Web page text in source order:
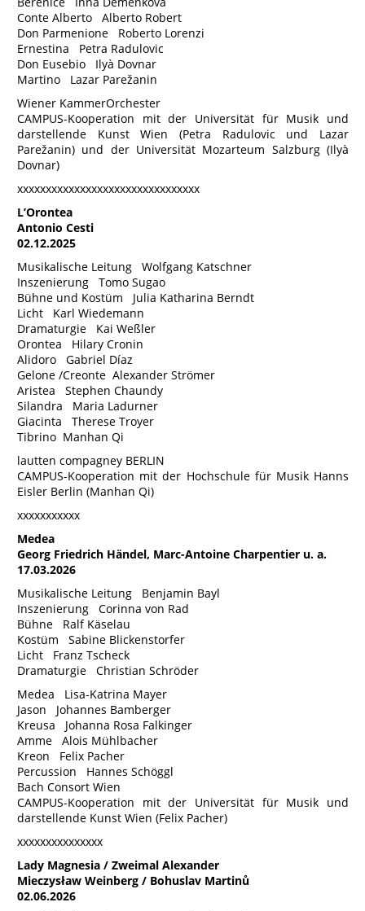
Conte Alberto Alberto Robert
Don Parmenione Roberto Lorenzi
Ernestina Petra Radulovic
Don Eusebio Ilyà Dovnar
Martino Lazar Parežanin
Wiener KammerOrchester
CAMPUS-Kooperation mit der Universität für Musik und
darstellende Kunst Wien (Petra Radulovic und Lazar
Parežanin) und der Universität Mozarteum Salzburg (Ilyà
Dovnar)
xxxxxxxxxxxxxxxxxxxxxxxxxxxxxxxx
L’Orontea
Antonio Cesti
02.12.2025
Musikalische Leitung Wolfgang Katschner
Inszenierung Tomo Sugao
Bühne und Kostüm Julia Katharina Berndt
Licht Karl Wiedemann
Dramaturgie Kai Weßler
Orontea Hilary Cronin
Alidoro Gabriel Díaz
Gelone /Creonte Alexander Strömer
Aristea Stephen Chaundy
Silandra Maria Ladurner
Giacinta Therese Troyer
Tibrino Manhan Qi
lautten compagney BERLIN
CAMPUS-Kooperation mit der Hochschule für Musik Hanns
Eisler Berlin (Manhan Qi)
xxxxxxxxxxx
Medea
Georg Friedrich Händel, Marc-Antoine Charpentier u. a.
17.03.2026
Musikalische Leitung Benjamin Bayl
Inszenierung Corinna von Rad
Bühne Ralf Käselau
Kostüm Sabine Blickenstorfer
Licht Franz Tscheck
Dramaturgie Christian Schröder
Medea Lisa-Katrina Mayer
Jason Johannes Bamberger
Kreusa Johanna Rosa Falkinger
Amme Alois Mühlbacher
Kreon Felix Pacher
Percussion Hannes Schöggl
Bach Consort Wien
CAMPUS-Kooperation mit der Universität für Musik und
darstellende Kunst Wien (Felix Pacher)
xxxxxxxxxxxxxxx
Lady Magnesia / Zweimal Alexander
Mieczysław Weinberg / Bohuslav Martinů
02.06.2026